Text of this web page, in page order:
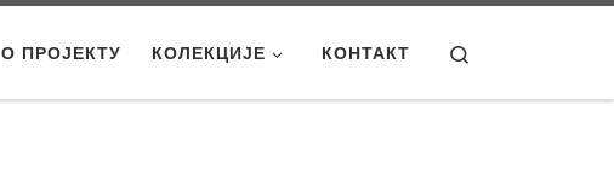
О ПРОЈЕКТУ КОЛЕКЦИЈЕ КОНТАКТ